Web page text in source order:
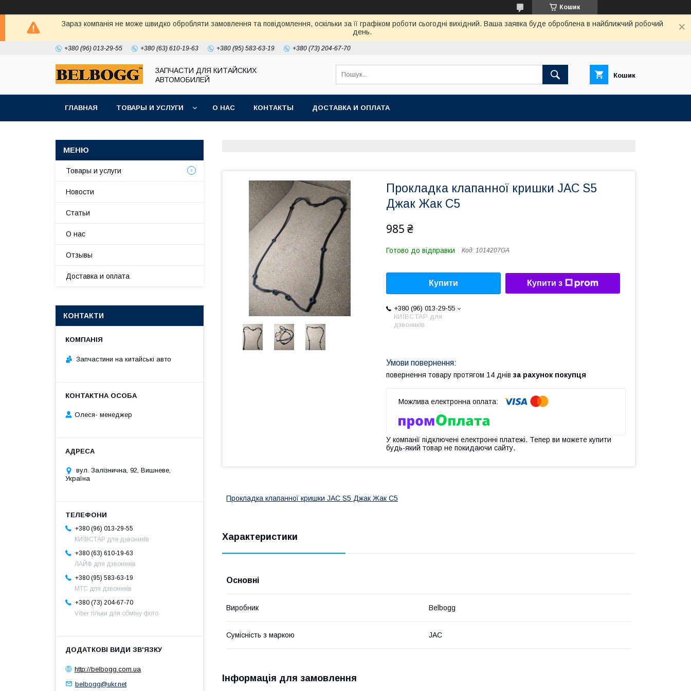
Кошик
Зараз компанія не може швидко обробляти замовлення та повідомлення, оскільки за її графіком роботи сьогодні вихідний. Ваша заявка буде оброблена в найближчий робочий
день.
+380 (96) 013-29-55 +380 (63) 610-19-63 +380 (95) 583-63-19 +380 (73) 204-67-70
ЗАПЧАСТИ ДЛЯ КИТАЙСКИХ
АВТОМОБИЛЕЙ
Кошик
ГЛАВНАЯ ТОВАРЫ И УСЛУГИ О НАС КОНТАКТЫ ДОСТАВКА И ОПЛАТА
Прокладка клапанної кришки JAC S5
Джак Жак С5
985 ₴
Готово до відправки Код: 1014207GA
Купити Купити з
+380 (96) 013-29-55
КИЇВСТАР для
дзвоників
повернення товару протягом 14 днів за рахунок покупця
У компанії підключені електронні платежі. Тепер ви можете купити
будь-який товар не покидаючи сайту.
Прокладка клапанної кришки JAC S5 Джак Жак С5
Характеристики
Основні
Виробник Belbogg
Сумісність з маркою JAC
Інформація для замовлення
Товары и услуги
Новости
Статьи
О нас
Отзывы
Доставка и оплата
КОНТАКТИ
Запчастини на китайські авто
Олеся- менеджер
вул. Залізнична, 92, Вишневе,
Україна
+380 (96) 013-29-55
КИЇВСТАР для дзвоників
+380 (63) 610-19-63
ЛАЙФ для дзвоників
+380 (95) 583-63-19
МТС для дзвоників
+380 (73) 204-67-70
Viber тільки для обміну фото
http://belbogg.com.ua
belbogg@ukr.net